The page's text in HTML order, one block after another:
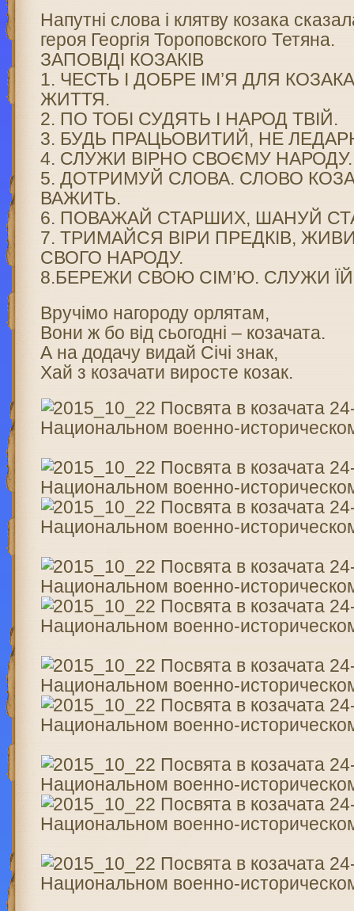
Напутні слова і клятву козака
героя Георгія Тороповского Тетяна.
ЗАПОВІДІ КОЗАКІВ
1. ЧЕСТЬ І ДОБРЕ ІМ’Я ДЛЯ
ЖИТТЯ.
2. ПО ТОБІ СУДЯТЬ І НАРОД ТВІЙ.
3. БУДЬ ПРАЦЬОВИТИЙ, НЕ
4. СЛУЖИ ВІРНО СВОЄМУ НАРОДУ.
5. ДОТРИМУЙ СЛОВА. СЛОВО
ВАЖИТЬ.
6. ПОВАЖАЙ СТАРШИХ, ШАНУЙ
7. ТРИМАЙСЯ ВІРИ ПРЕДКІВ,
СВОГО НАРОДУ.
8.БЕРЕЖИ СВОЮ СІМ’Ю. СЛУЖИ
Вручімо нагороду орлятам,
Вони ж бо від сьогодні – козачата.
А на додачу видай Січі знак,
Хай з козачати виросте козак.